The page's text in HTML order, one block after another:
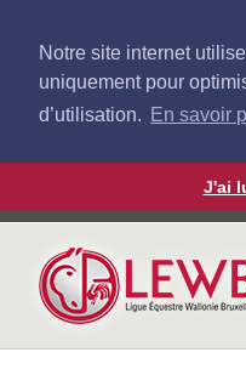
Notre site internet
uniquement pour
d’utilisation. En savoir
J'ai
Aller
contenu
principal